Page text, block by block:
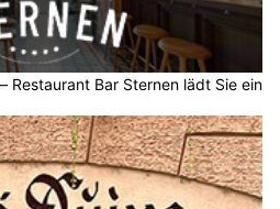
Restaurant Bar Sternen lädt Sie ein